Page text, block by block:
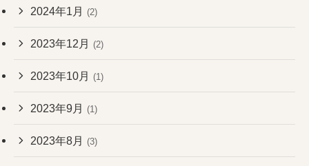
2024年1月 (2)
2023年12月 (2)
2023年10月 (1)
2023年9月 (1)
2023年8月 (3)